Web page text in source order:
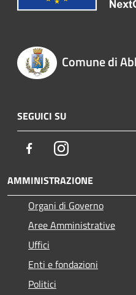
Comune di
SEGUICI SU
FacebookInstagram
AMMINISTRAZIONE
Organi di Governo
Aree Amministrative
Uffici
Enti e fondazioni
Politici